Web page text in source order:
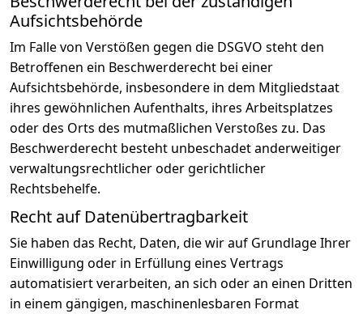
Aufsichtsbehörde
Im Falle von Verstößen gegen die DSGVO steht den
Betroffenen ein Beschwerderecht bei einer
Aufsichtsbehörde, insbesondere in dem Mitgliedstaat
ihres gewöhnlichen Aufenthalts, ihres Arbeitsplatzes
oder des Orts des mutmaßlichen Verstoßes zu. Das
Beschwerderecht besteht unbeschadet anderweitiger
verwaltungsrechtlicher oder gerichtlicher
Rechtsbehelfe.
Recht auf Datenübertragbarkeit
Sie haben das Recht, Daten, die wir auf Grundlage Ihrer
Einwilligung oder in Erfüllung eines Vertrags
automatisiert verarbeiten, an sich oder an einen Dritten
in einem gängigen, maschinenlesbaren Format